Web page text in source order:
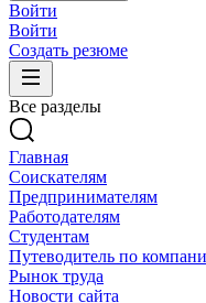
Войти
Войти
Создать резюме
Все разделы
Главная
Соискателям
Предпринимателям
Работодателям
Студентам
Путеводитель по
Рынок труда
Новости сайта